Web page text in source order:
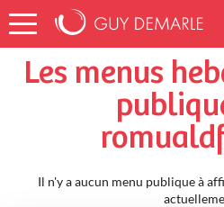
Accueil romualdf_f195
Les menus
Il n'y a aucun menu publique à